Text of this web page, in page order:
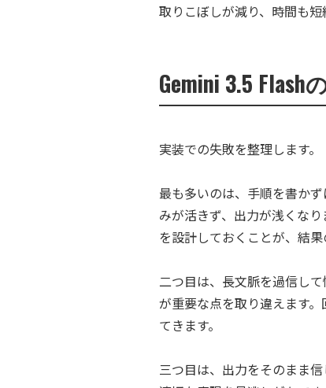
取りこぼしが減り、時間も短
Gemini 3.5
実装での失敗を整理します。
最も多いのは、手順を書か
みが活きず、出力が浅くな
を設計しておくことが、結果
二つ目は、長文脈を過信し
が重要な点を取り違えます
てきます。
三つ目は、出力をそのまま